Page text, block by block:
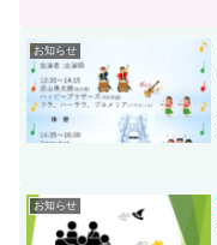
お知らせ
お知らせ